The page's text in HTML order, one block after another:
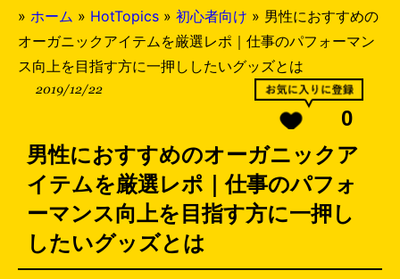
» ホーム » HotTopics » 初心者向け » 男性におすすめの
オーガニックアイテムを厳選レポ｜仕事のパフォーマン
ス向上を目指す方に一押ししたいグッズとは
2019/12/22
0
男性におすすめのオーガニックア
イテムを厳選レポ｜仕事のパフォ
ーマンス向上を目指す方に一押し
したいグッズとは